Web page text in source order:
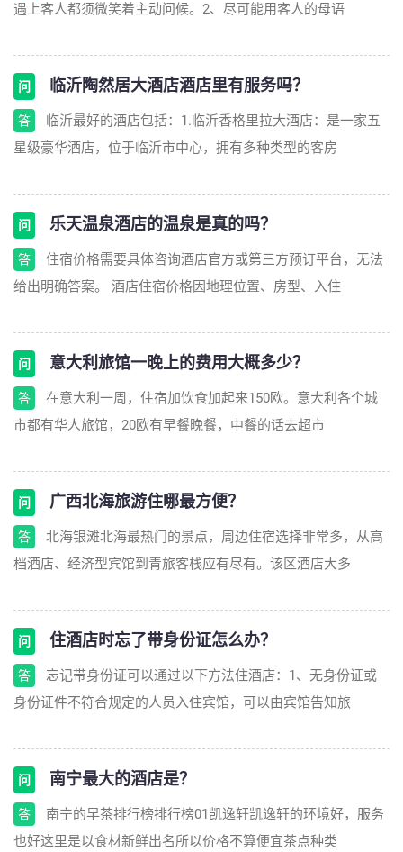
遇上客人都须微笑着主动问候。2、尽可能用客人的母语
问 临沂陶然居大酒店酒店里有服务吗？
答
临沂最好的酒店包括：1.临沂香格里拉大酒店：是一家五
星级豪华酒店，位于临沂市中心，拥有多种类型的客房
问 乐天温泉酒店的温泉是真的吗？
答
住宿价格需要具体咨询酒店官方或第三方预订平台，无法
给出明确答案。 酒店住宿价格因地理位置、房型、入住
问 意大利旅馆一晚上的费用大概多少？
答
在意大利一周，住宿加饮食加起来150欧。意大利各个城
市都有华人旅馆，20欧有早餐晚餐，中餐的话去超市
问 广西北海旅游住哪最方便？
答
北海银滩北海最热门的景点，周边住宿选择非常多，从高
档酒店、经济型宾馆到青旅客栈应有尽有。该区酒店大多
问 住酒店时忘了带身份证怎么办？
答
忘记带身份证可以通过以下方法住酒店：1、无身份证或
身份证件不符合规定的人员入住宾馆，可以由宾馆告知旅
问 南宁最大的酒店是？
答
南宁的早茶排行榜排行榜01凯逸轩凯逸轩的环境好，服务
也好这里是以食材新鲜出名所以价格不算便宜茶点种类